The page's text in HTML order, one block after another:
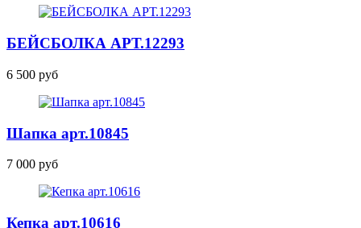
БЕЙСБОЛКА АРТ.12293
6 500 руб
Шапка арт.10845
7 000 руб
Кепка арт.10616